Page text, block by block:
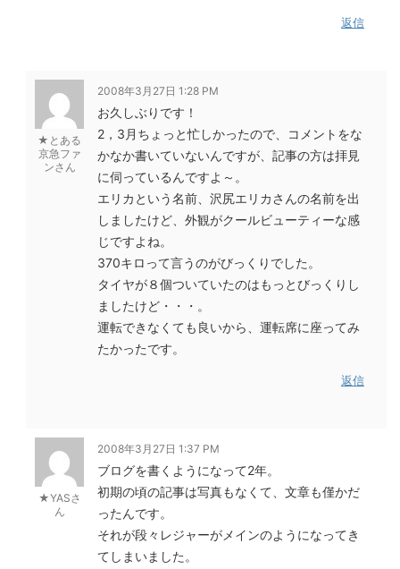
返信
★とある
京急ファ
ンさん
2008年3月27日 1:28 PM
お久しぶりです！
2，3月ちょっと忙しかったので、コメントをな
かなか書いていないんですが、記事の方は拝見
に伺っているんですよ～。
エリカという名前、沢尻エリカさんの名前を出
しましたけど、外観がクールビューティーな感
じですよね。
370キロって言うのがびっくりでした。
タイヤが８個ついていたのはもっとびっくりし
ましたけど・・・。
運転できなくても良いから、運転席に座ってみ
たかったです。
返信
★YASさ
ん
2008年3月27日 1:37 PM
ブログを書くようになって2年。
初期の頃の記事は写真もなくて、文章も僅かだ
ったんです。
それが段々レジャーがメインのようになってき
てしまいました。